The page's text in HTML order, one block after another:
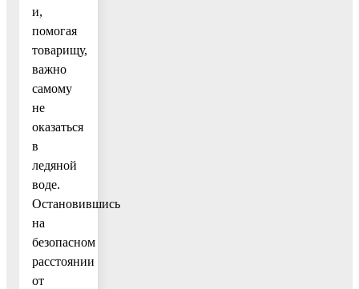
и,
помогая
товарищу,
важно
самому
не
оказаться
в
ледяной
воде.
Остановившись
на
безопасном
расстоянии
от